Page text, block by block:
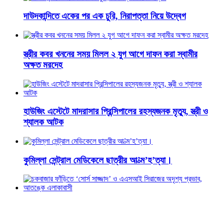
দাউদকান্দিতে একের পর এক চুরি, নিরাপত্তা নিয়ে উদ্বেগ
স্ত্রীর কবর খননের সময় মিলল ২ যুগ আগে দাফন করা স্বামীর
অক্ষত মরদেহ
হাউজিং এস্টেটে মাদরাসার প্রিন্সিপালের রহস্যজনক মৃত্যু, স্ত্রী ও
শ্যালক আটক
কুমিল্লা সেন্ট্রাল মেডিকেলে ছাত্রীর আ’ত্ম’হ’ত্যা।